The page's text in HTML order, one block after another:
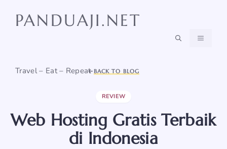
PANDUAJI.NET
Travel – Eat – Repeat
MENU
BACK TO BLOG
REVIEW
Web Hosting Gratis Terbaik
di Indonesia